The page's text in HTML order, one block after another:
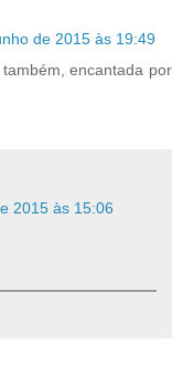
de 2015 às 19:49
encantada por
2015 às 15:06